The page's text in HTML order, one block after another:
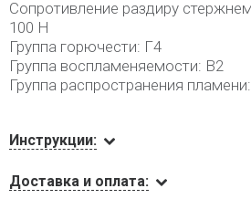
Сопротивление раздиру
100 Н
Группа горючести: Г4
Группа воспламеняемости: В2
Группа распространения
Инструкции:
Доставка и оплата: